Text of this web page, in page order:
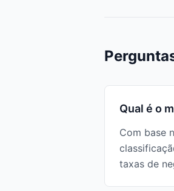
Qual é o
Com base
taxas de